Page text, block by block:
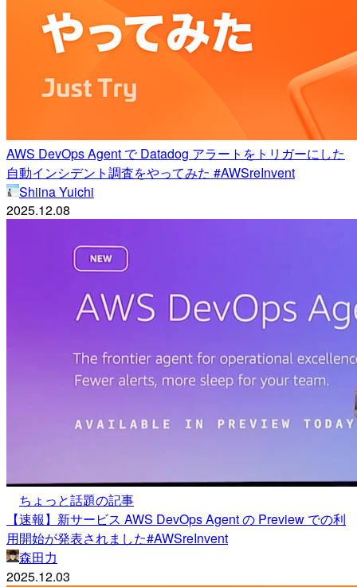
AWS DevOps Agent で Datadog アラートをトリガーにした
自動インシデント調査をやってみた #AWSreInvent
Shiina Yuichi
2025.12.08
ちょっと話題の記事
【速報】新サービス AWS DevOps Agent の Preview での利
用開始が発表されました#AWSreInvent
森田力
2025.12.03